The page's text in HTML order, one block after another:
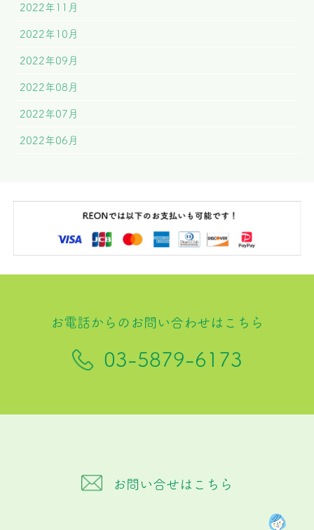
2022年11月
2022年10月
2022年09月
2022年08月
2022年07月
2022年06月
お電話からのお問い合わせはこちら
03-5879-6173
お問い合せはこちら